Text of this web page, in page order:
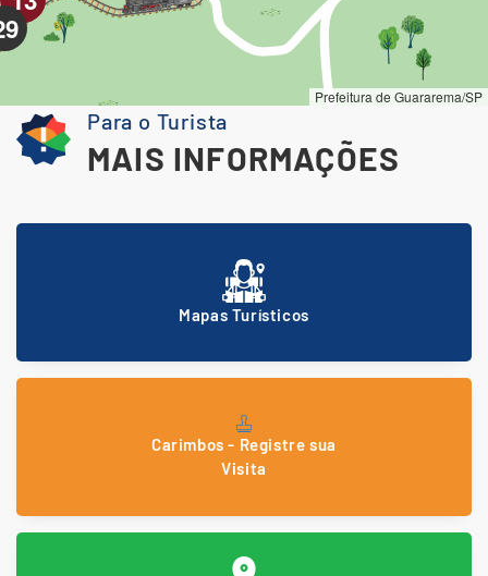
Para o Turista
MAIS INFORMAÇÕES
Mapas Turísticos
Carimbos - Registre sua
Visita